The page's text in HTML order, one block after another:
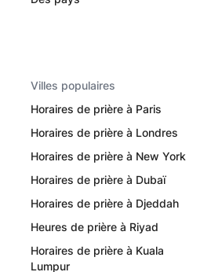
Villes populaires
Horaires de prière à Paris
Horaires de prière à Londres
Horaires de prière à New York
Horaires de prière à Dubaï
Horaires de prière à Djeddah
Heures de prière à Riyad
Horaires de prière à Kuala
Lumpur